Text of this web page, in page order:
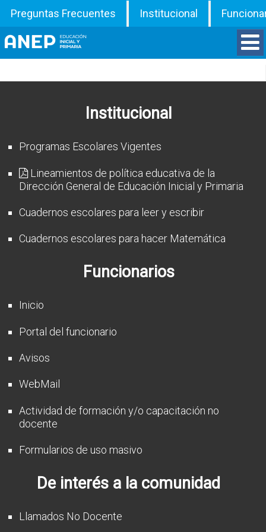
Preguntas Frecuentes Institucional
Inspecciones
Programas
Documentos
Noticias
Institucional
Programas Escolares Vigentes
Lineamientos de política educativa de la
Dirección General de Educación Inicial y Primaria
Cuadernos escolares para leer y escribir
Cuadernos escolares para hacer Matemática
Funcionarios
Inicio
Portal del funcionario
Avisos
WebMail
Actividad de formación y/o capacitación no
docente
Formularios de uso masivo
De interés a la comunidad
Llamados No Docente